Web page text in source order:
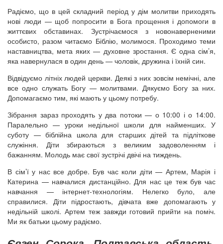
Радіємо, що в цей складний період у дім молитви приходять
нові люди — щоб попросити в Бога прощення і допомоги в
життєвих обставинах. Зустрічаємося з новонаверненими
особисто, разом читаємо Біблію, молимося. Проходимо теми
наставництва, мета яких — духовне зростання. Є одна сім’я,
яка навернулася в один день — чоловік, дружина і їхній син.
Відвідуємо літніх людей церкви. Деякі з них зовсім немічні, але
все одно служать Богу — молитвами. Дякуємо Богу за них.
Допомагаємо тим, які мають у цьому потребу.
Зібрання зараз проходять у два потоки — о 10:00 і о 14:00.
Паралельно — уроки недільної школи для найменших. У
суботу — біблійна школа для старших дітей та підліткове
служіння. Діти збираються з великим задоволенням і
бажанням. Молодь має свої зустрічі двічі на тиждень.
В сім’ї у нас все добре. Був час коли діти — Артем, Марія і
Катерина — навчалися дистанційно. Для нас це теж був час
навчання — інтернет-технологіям. Нелегко було, але
справилися. Діти підростають, дівчата вже допомагають у
недільній школі. Артем теж завжди готовий прийти на поміч.
Ми як батьки цьому радіємо.